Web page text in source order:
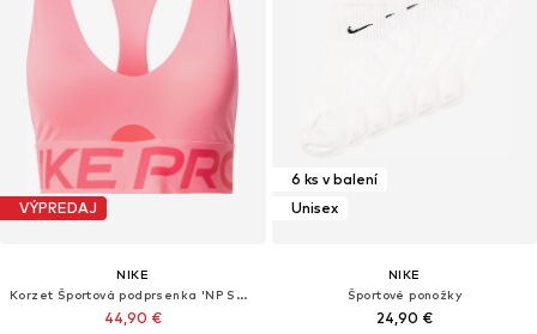
VÝPREDAJ
NIKE
Korzet Športová podprsenka 'NP SCULPT'
44,90 €
6 ks v balení
Unisex
NIKE
Športové ponožky
24,90 €